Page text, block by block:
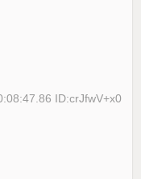
ID:crJfwV+x0